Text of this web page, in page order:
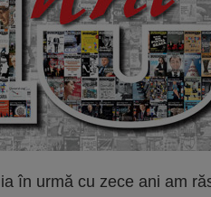
în urmă cu zece ani am